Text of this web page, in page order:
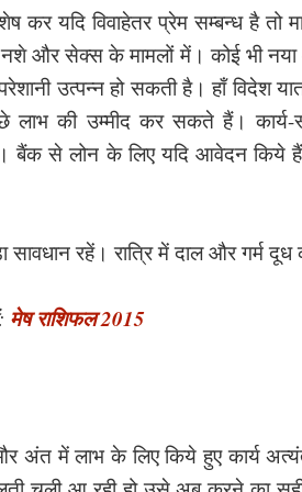
कर यदि विवाहेतर प्रेम सम्बन्ध है तो
और सेक्स के मामलों में। कोई भी नया
उत्पन्न हो सकती है। हाँ विदेश
लाभ की उम्मीद कर सकते हैं। कार्य-
बैंक से लोन के लिए यदि आवेदन किये हैं
सावधान रहें। रात्रि में दाल और गर्म
मेष राशिफल 2015
और अंत में लाभ के लिए किये हुए कार्य